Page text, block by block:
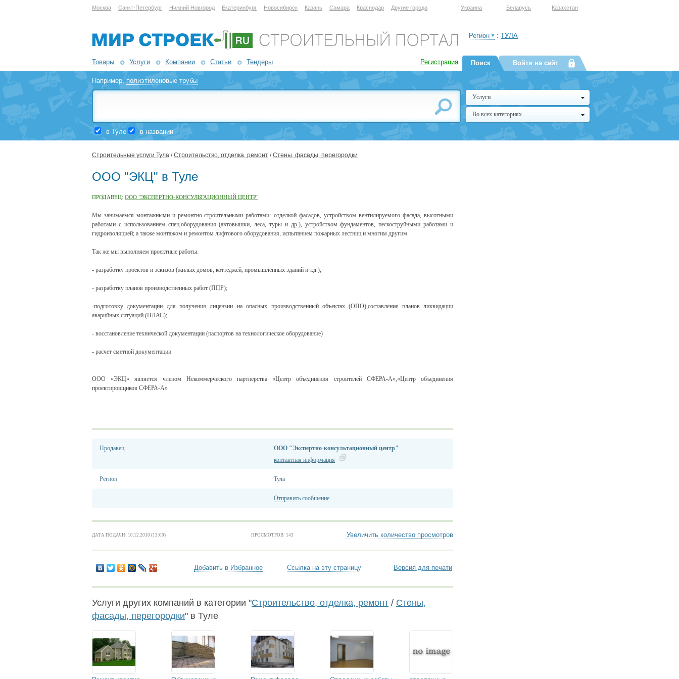
Москва Санкт-Петербург Нижний Новгород Екатеринбург Новосибирск Казань Самара Краснодар Другие города Украина Беларусь Казахстан
Товары Услуги Компании Статьи Тендеры Регистрация
Регион : ТУЛА
Например,полиэтиленовые трубы
в Туле в названии
Поиск Войти на сайт
Услуги
Во всех категориях
Строительные услуги Тула /Строительство, отделка, ремонт /Стены, фасады, перегородки
ООО "ЭКЦ" в Туле
ПРОДАВЕЦ: ООО "ЭКСПЕРТНО-КОНСУЛЬТАЦИОННЫЙ ЦЕНТР"
Мы занимаемся монтажными и ремонтно-строительными работами: отделкой фасадов, устройством вентилируемого фасада, высотными
работами с использованием спец.оборудования (автовышки, леса, туры и др.), устройством фундаментов, пескоструйными работами и
гидроизоляцией; а также монтажом и ремонтом лифтового оборудования, испытанием пожарных лестниц и многим другим.
Так же мы выполняем проектные работы:
- разработку проектов и эскизов (жилых домов, коттеджей, промышленных зданий и т.д.);
- разработку планов производственных работ (ППР);
-подготовку документации для получения лицензии на опасных производственный объектах (ОПО),составление планов ликвидации
аварийных ситуаций (ПЛАС);
- восстановление технической документации (паспортов на технологическое оборудование)
- расчет сметной документации
ООО «ЭКЦ» является членом Некоммерческого партнерства «Центр объединения строителей СФЕРА-А»,«Центр объединения
проектировщиков СФЕРА-А»
Продавец
ООО "Экспертно-консультационный центр"
контактная информация
Регион Тула
Отправить сообщение
ДАТА ПОДАЧИ: 10.12.2010 (13:00) ПРОСМОТРОВ: 143 Увеличить количество просмотров
Добавить в Избранное Ссылка на эту страницу Версия для печати
Услуги других компаний в категории "Строительство, отделка, ремонт / Стены,
фасады, перегородки" в Туле